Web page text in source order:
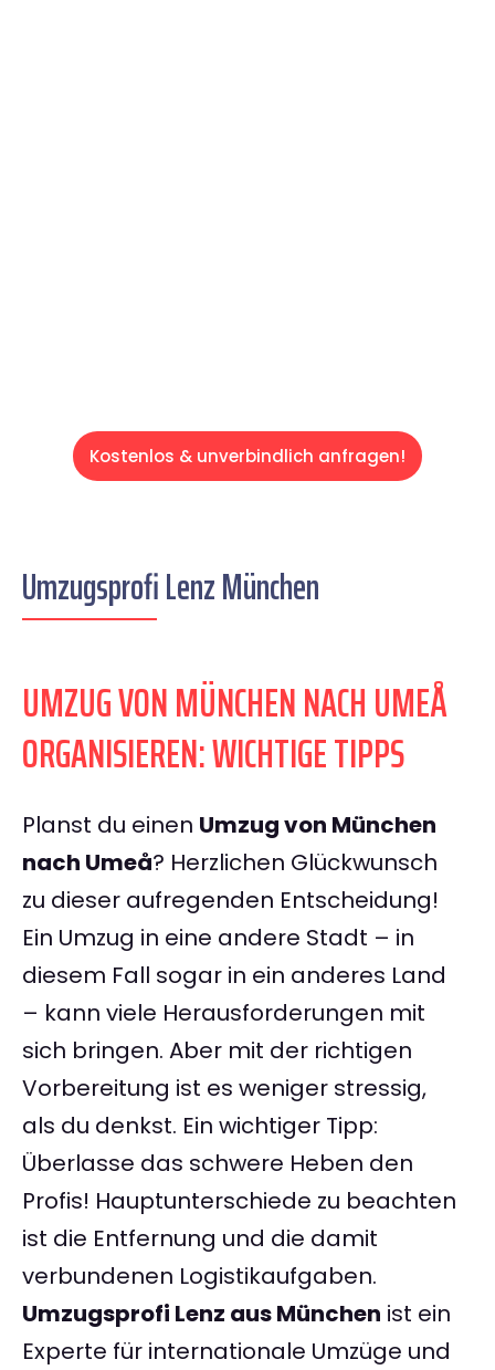
Kostenlos & unverbindlich anfragen!
Umzugsprofi Lenz München
UMZUG VON MÜNCHEN NACH UMEÅ
ORGANISIEREN: WICHTIGE TIPPS
Planst du einen Umzug von München
nach Umeå? Herzlichen Glückwunsch
zu dieser aufregenden Entscheidung!
Ein Umzug in eine andere Stadt – in
diesem Fall sogar in ein anderes Land
– kann viele Herausforderungen mit
sich bringen. Aber mit der richtigen
Vorbereitung ist es weniger stressig,
als du denkst. Ein wichtiger Tipp:
Überlasse das schwere Heben den
Profis! Hauptunterschiede zu beachten
ist die Entfernung und die damit
verbundenen Logistikaufgaben.
Umzugsprofi Lenz aus München ist ein
Experte für internationale Umzüge und